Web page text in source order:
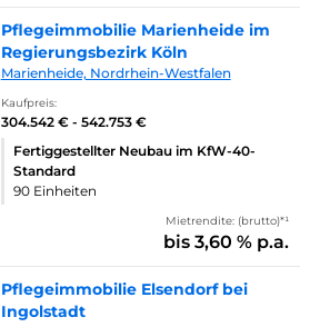
Pflegeimmobilie Marienheide im
Regierungsbezirk Köln
Marienheide, Nordrhein-Westfalen
Kaufpreis:
304.542 € - 542.753 €
Fertiggestellter Neubau im KfW-40-
Standard
90 Einheiten
Mietrendite: (brutto)*¹
bis 3,60 % p.a.
Pflegeimmobilie Elsendorf bei
Ingolstadt